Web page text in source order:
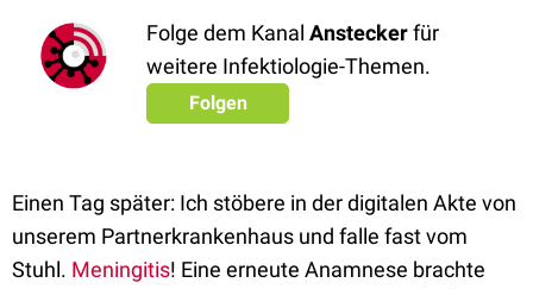
Folge dem Kanal Ansteckerfür
weitere Infektiologie-Themen.
Folgen
Einen Tag später: Ich stöbere in der digitalen Akte von
unserem Partnerkrankenhaus und falle fast vom
Stuhl. Meningitis! Eine erneute Anamnese brachte